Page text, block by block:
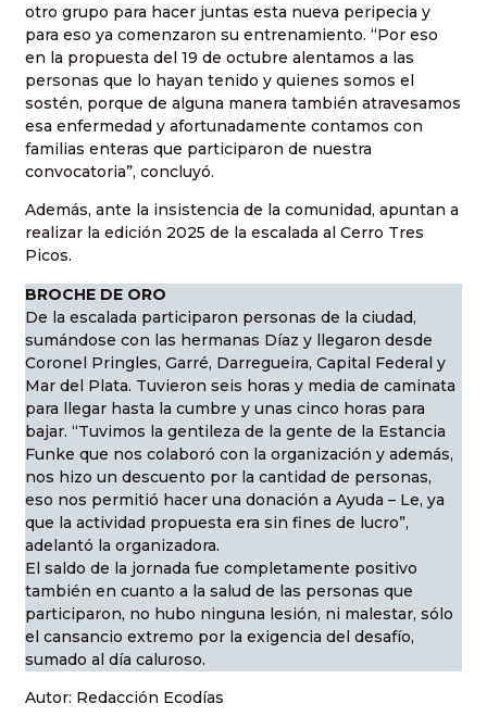
otro grupo para hacer juntas esta nueva peripecia y
para eso ya comenzaron su entrenamiento. “Por eso
en la propuesta del 19 de octubre alentamos a las
personas que lo hayan tenido y quienes somos el
sostén, porque de alguna manera también atravesamos
esa enfermedad y afortunadamente contamos con
familias enteras que participaron de nuestra
convocatoria”, concluyó.
Además, ante la insistencia de la comunidad, apuntan a
realizar la edición 2025 de la escalada al Cerro Tres
Picos.
BROCHE DE ORO
De la escalada participaron personas de la ciudad,
sumándose con las hermanas Díaz y llegaron desde
Coronel Pringles, Garré, Darregueira, Capital Federal y
Mar del Plata. Tuvieron seis horas y media de caminata
para llegar hasta la cumbre y unas cinco horas para
bajar. “Tuvimos la gentileza de la gente de la Estancia
Funke que nos colaboró con la organización y además,
nos hizo un descuento por la cantidad de personas,
eso nos permitió hacer una donación a Ayuda – Le, ya
que la actividad propuesta era sin fines de lucro”,
adelantó la organizadora.
El saldo de la jornada fue completamente positivo
también en cuanto a la salud de las personas que
participaron, no hubo ninguna lesión, ni malestar, sólo
el cansancio extremo por la exigencia del desafío,
sumado al día caluroso.
Autor: Redacción Ecodías